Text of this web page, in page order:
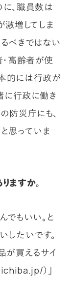
、職員数は
激増してしま
べきではない
・高齢者が使
的には行政が
に行政に働き
防災庁にも、
思っていま
ますか。
でもいい。と
したいです。
が買えるサイ
）」